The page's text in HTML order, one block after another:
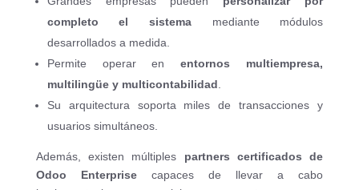
completo el sistema mediante módulos
desarrollados a medida.
Permite operar enentornos multiempresa,
multilingüe y multicontabilidad
Su arquitectura soporta miles de transacciones y
usuarios simultáneos.
Además, existen múltiples partners certificados de
Odoo Enterprisecapaces de llevar a cabo